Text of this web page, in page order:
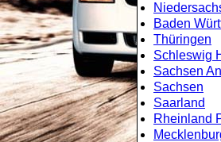
Baden
Thüringen
Schleswig
Sachsen
Sachsen
Saarland
Rheinland